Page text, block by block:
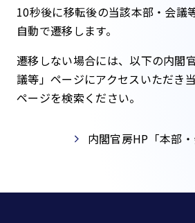
10秒後に移転後の当該本部・会議
自動で遷移します。​
遷移しない場合には、以下の内閣
議等」ページにアクセスいただき
ページを検索ください。​
内閣官房HP「本部・